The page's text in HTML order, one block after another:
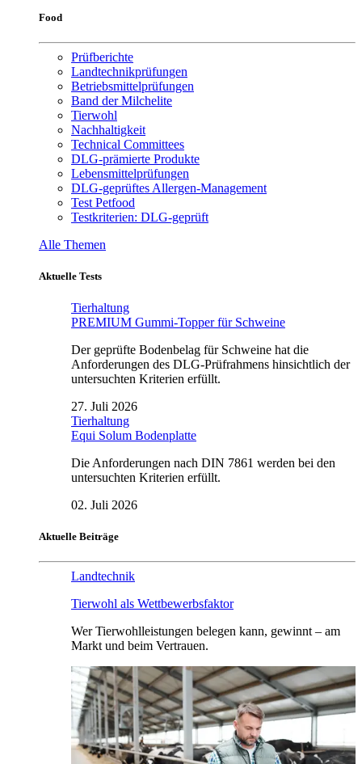
Food
Prüfberichte
Landtechnikprüfungen
Betriebsmittelprüfungen
Band der Milchelite
Tierwohl
Nachhaltigkeit
Technical Committees
DLG-prämierte Produkte
Lebensmittelprüfungen
DLG-geprüftes Allergen-Management
Test Petfood
Testkriterien: DLG-geprüft
Alle Themen
Aktuelle Tests
Tierhaltung
PREMIUM Gummi-Topper für Schweine
Der geprüfte Bodenbelag für Schweine hat die
Anforderungen des DLG-Prüfrahmens hinsichtlich der
untersuchten Kriterien erfüllt.
27. Juli 2026
Tierhaltung
Equi Solum Bodenplatte
Die Anforderungen nach DIN 7861 werden bei den
untersuchten Kriterien erfüllt.
02. Juli 2026
Aktuelle Beiträge
Landtechnik
Tierwohl als Wettbewerbsfaktor
Wer Tierwohlleistungen belegen kann, gewinnt – am
Markt und beim Vertrauen.